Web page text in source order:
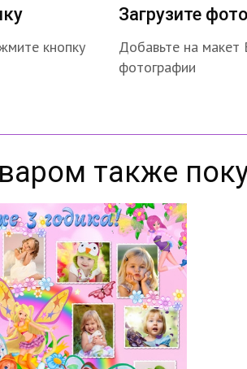
кнопку
Загрузите фото
Добавьте на
фотографии
также